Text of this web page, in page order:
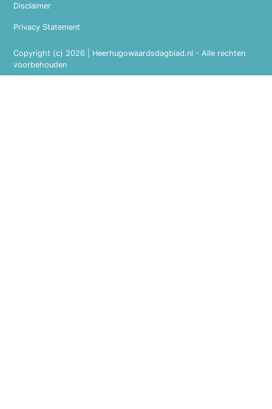
Copyright (c) 2026 | Heerhugowaardsdagblad.nl - Alle rechten
voorbehouden
Disclaimer
Privacy Statement